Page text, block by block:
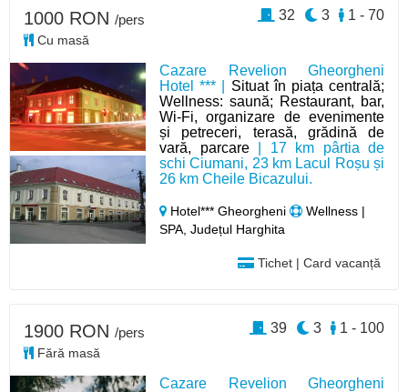
Cazare Revelion Gheorgheni
Hotel *** | Situat în piața centrală;
Wellness: saună; Restaurant, bar,
Wi-Fi, organizare de evenimente
și petreceri, terasă, grădină de
vară, parcare| 17 km pârtia de
schi Ciumani, 23 km Lacul Roșu și
26 km Cheile Bicazului.
Hotel*** Gheorgheni
Wellness |
SPA, Județul Harghita
Tichet | Card vacanță
1000 RON /pers
Cu masă
1 - 70
3
32
Cazare Revelion Gheorgheni
1900 RON /pers
Fără masă
1 - 100
3
39